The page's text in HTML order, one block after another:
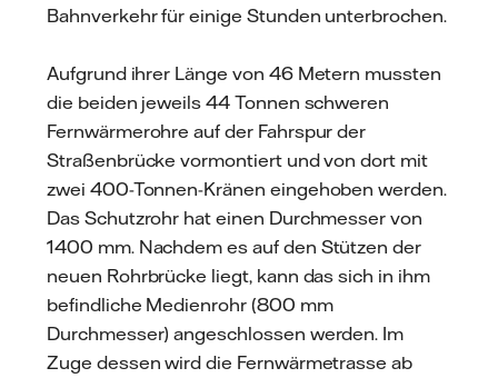
Bahnverkehr für einige Stunden unterbrochen.
Aufgrund ihrer Länge von 46 Metern mussten
die beiden jeweils 44 Tonnen schweren
Fernwärmerohre auf der Fahrspur der
Straßenbrücke vormontiert und von dort mit
zwei 400-Tonnen-Kränen eingehoben werden.
Das Schutzrohr hat einen Durchmesser von
1400 mm. Nachdem es auf den Stützen der
neuen Rohrbrücke liegt, kann das sich in ihm
befindliche Medienrohr (800 mm
Durchmesser) angeschlossen werden. Im
Zuge dessen wird die Fernwärmetrasse ab